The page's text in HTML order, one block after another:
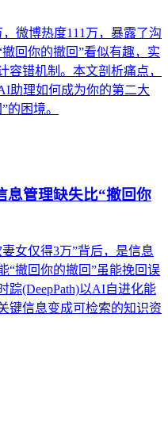
微博热度111万，暴露了沟
回你的撤回”看似有趣，实
容错机制。本文剖析痛点，
助理如何成为你的第二大
的困境。
息管理缺失比“撤回你
女仅得3万”背后，是信息
“撤回你的撤回”虽能挽回误
踪(DeepPath)以AI自进化能
键信息变成可检索的知识资